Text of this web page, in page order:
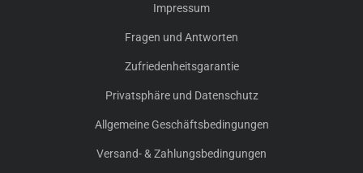
Impressum
Fragen und Antworten
Zufriedenheitsgarantie
Privatsphäre und Datenschutz
Allgemeine Geschäftsbedingungen
Versand- & Zahlungsbedingungen